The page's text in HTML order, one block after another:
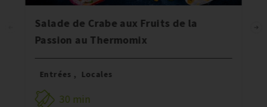
Salade de Crabe aux Fruits de la
Passion au Thermomix
Entrées , Locales
30 min